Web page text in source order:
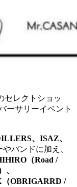
セレクトショッ
ーサリーイベント
、ISAZ、
バンドに加え、
（Road /
、
OBRIGARRD /